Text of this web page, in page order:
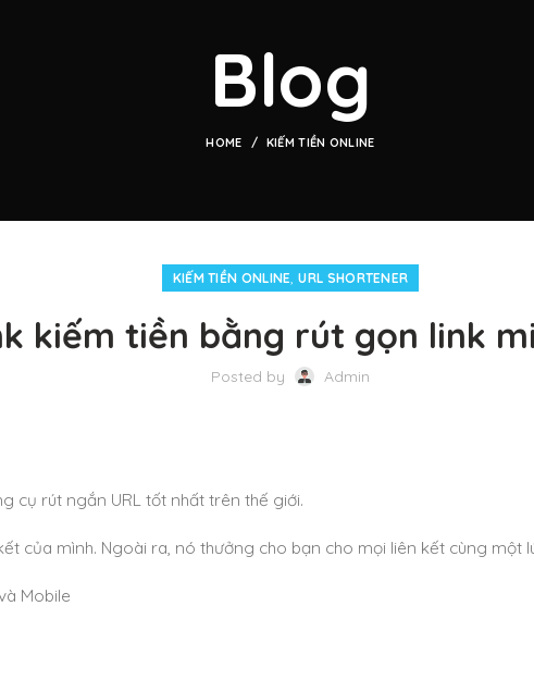
Blog
HOME KIẾM TIỀN ONLINE
KIẾM TIỀN ONLINE,URL SHORTENER
kiếm tiền bằng rút gọn link
Posted by Admin
cụ rút ngắn URL tốt nhất trên thế giới.
của mình. Ngoài ra, nó thưởng cho bạn cho mọi liên kết cùng một
Mobile